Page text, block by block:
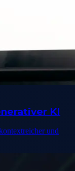
KI
und